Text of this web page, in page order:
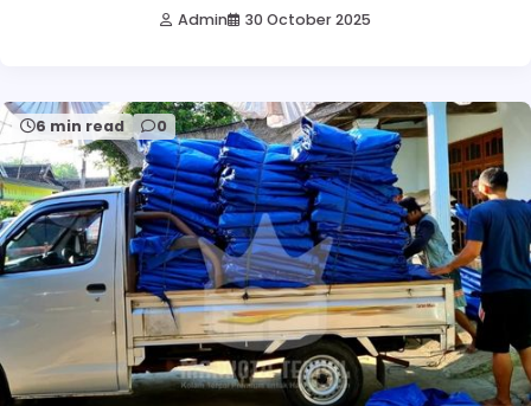
Admin 30 October 2025
6 min read 0